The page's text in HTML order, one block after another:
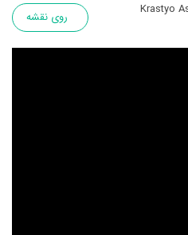
13
روی نقشه